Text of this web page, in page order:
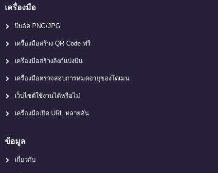
เครื่องมือ
บีบอัด PNG/JPG
เครื่องมือสร้าง QR Code ฟรี
เครื่องมือสร้างลิงก์แบ่งปัน
เครื่องมือตรวจสอบการหมดอายุของโดเมน
เว็บไซต์ใช้งานได้หรือไม่
เครื่องมือเปิด URL หลายอัน
ข้อมูล
เกี่ยวกับ